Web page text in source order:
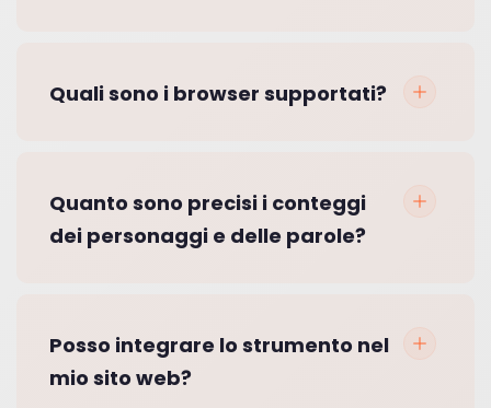
Quali sono i browser supportati?
Quanto sono precisi i conteggi
dei personaggi e delle parole?
Posso integrare lo strumento nel
mio sito web?